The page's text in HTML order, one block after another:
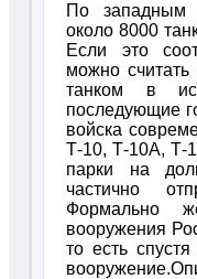
По
около 8000
Если это
можно
танком в
последующие
войска
Т-10, Т-10А, Т-
парки на
частично
Формально
вооружения
то есть